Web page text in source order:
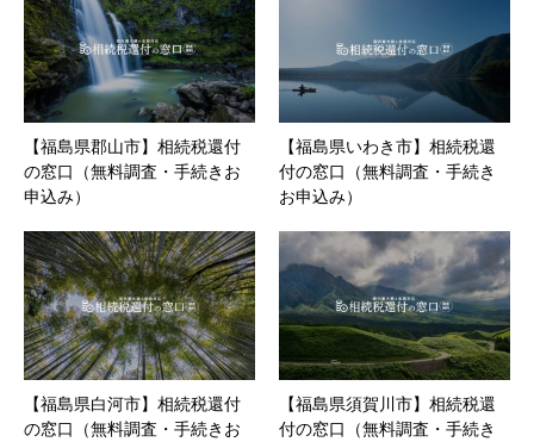
【福島県郡山市】相続税還付
の窓口（無料調査・手続きお
申込み）
【福島県いわき市】相続税還
付の窓口（無料調査・手続き
お申込み）
【福島県白河市】相続税還付
の窓口（無料調査・手続きお
【福島県須賀川市】相続税還
付の窓口（無料調査・手続き